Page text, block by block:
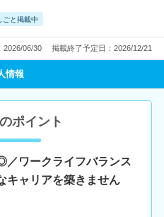
ごと掲載中
2026/06/30 掲載終了予定日：2026/12/21
情報
ポイント
／ワークライフバランス
キャリアを築きません